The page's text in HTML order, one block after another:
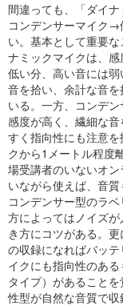
間違っても、「ダイ
コンデンサーマイク
い。基本として重要
ナミックマイクは、
低い分、高い音には
音を拾い、余計な音
いる。一方、コンデン
感度が高く、繊細な
すく指向性にも注意
クから1メートル程度
場受講者のいないオ
いながら使えば、音
コンデンサー型のラ
方によってはノイズ
き方にコツがある。
の収録になればバッ
イクにも指向性のあ
タイプ）があること
性型が自然な音質で収